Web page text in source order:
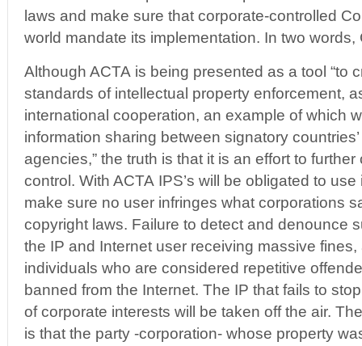
laws and make sure that corporate-controlled
world mandate its implementation. In two
Although ACTA is being presented as a tool “to
standards of intellectual property enforcement,
international cooperation, an example of which
information sharing between signatory
agencies,” the truth is that it is an effort to
control. With ACTA IPS’s will be obligated to
make sure no user infringes what corporations
copyright laws. Failure to detect and denounce
the IP and Internet user receiving massive
individuals who are considered repetitive
banned from the Internet. The IP that fails to
of corporate interests will be taken off the air.
is that the party -corporation- whose property